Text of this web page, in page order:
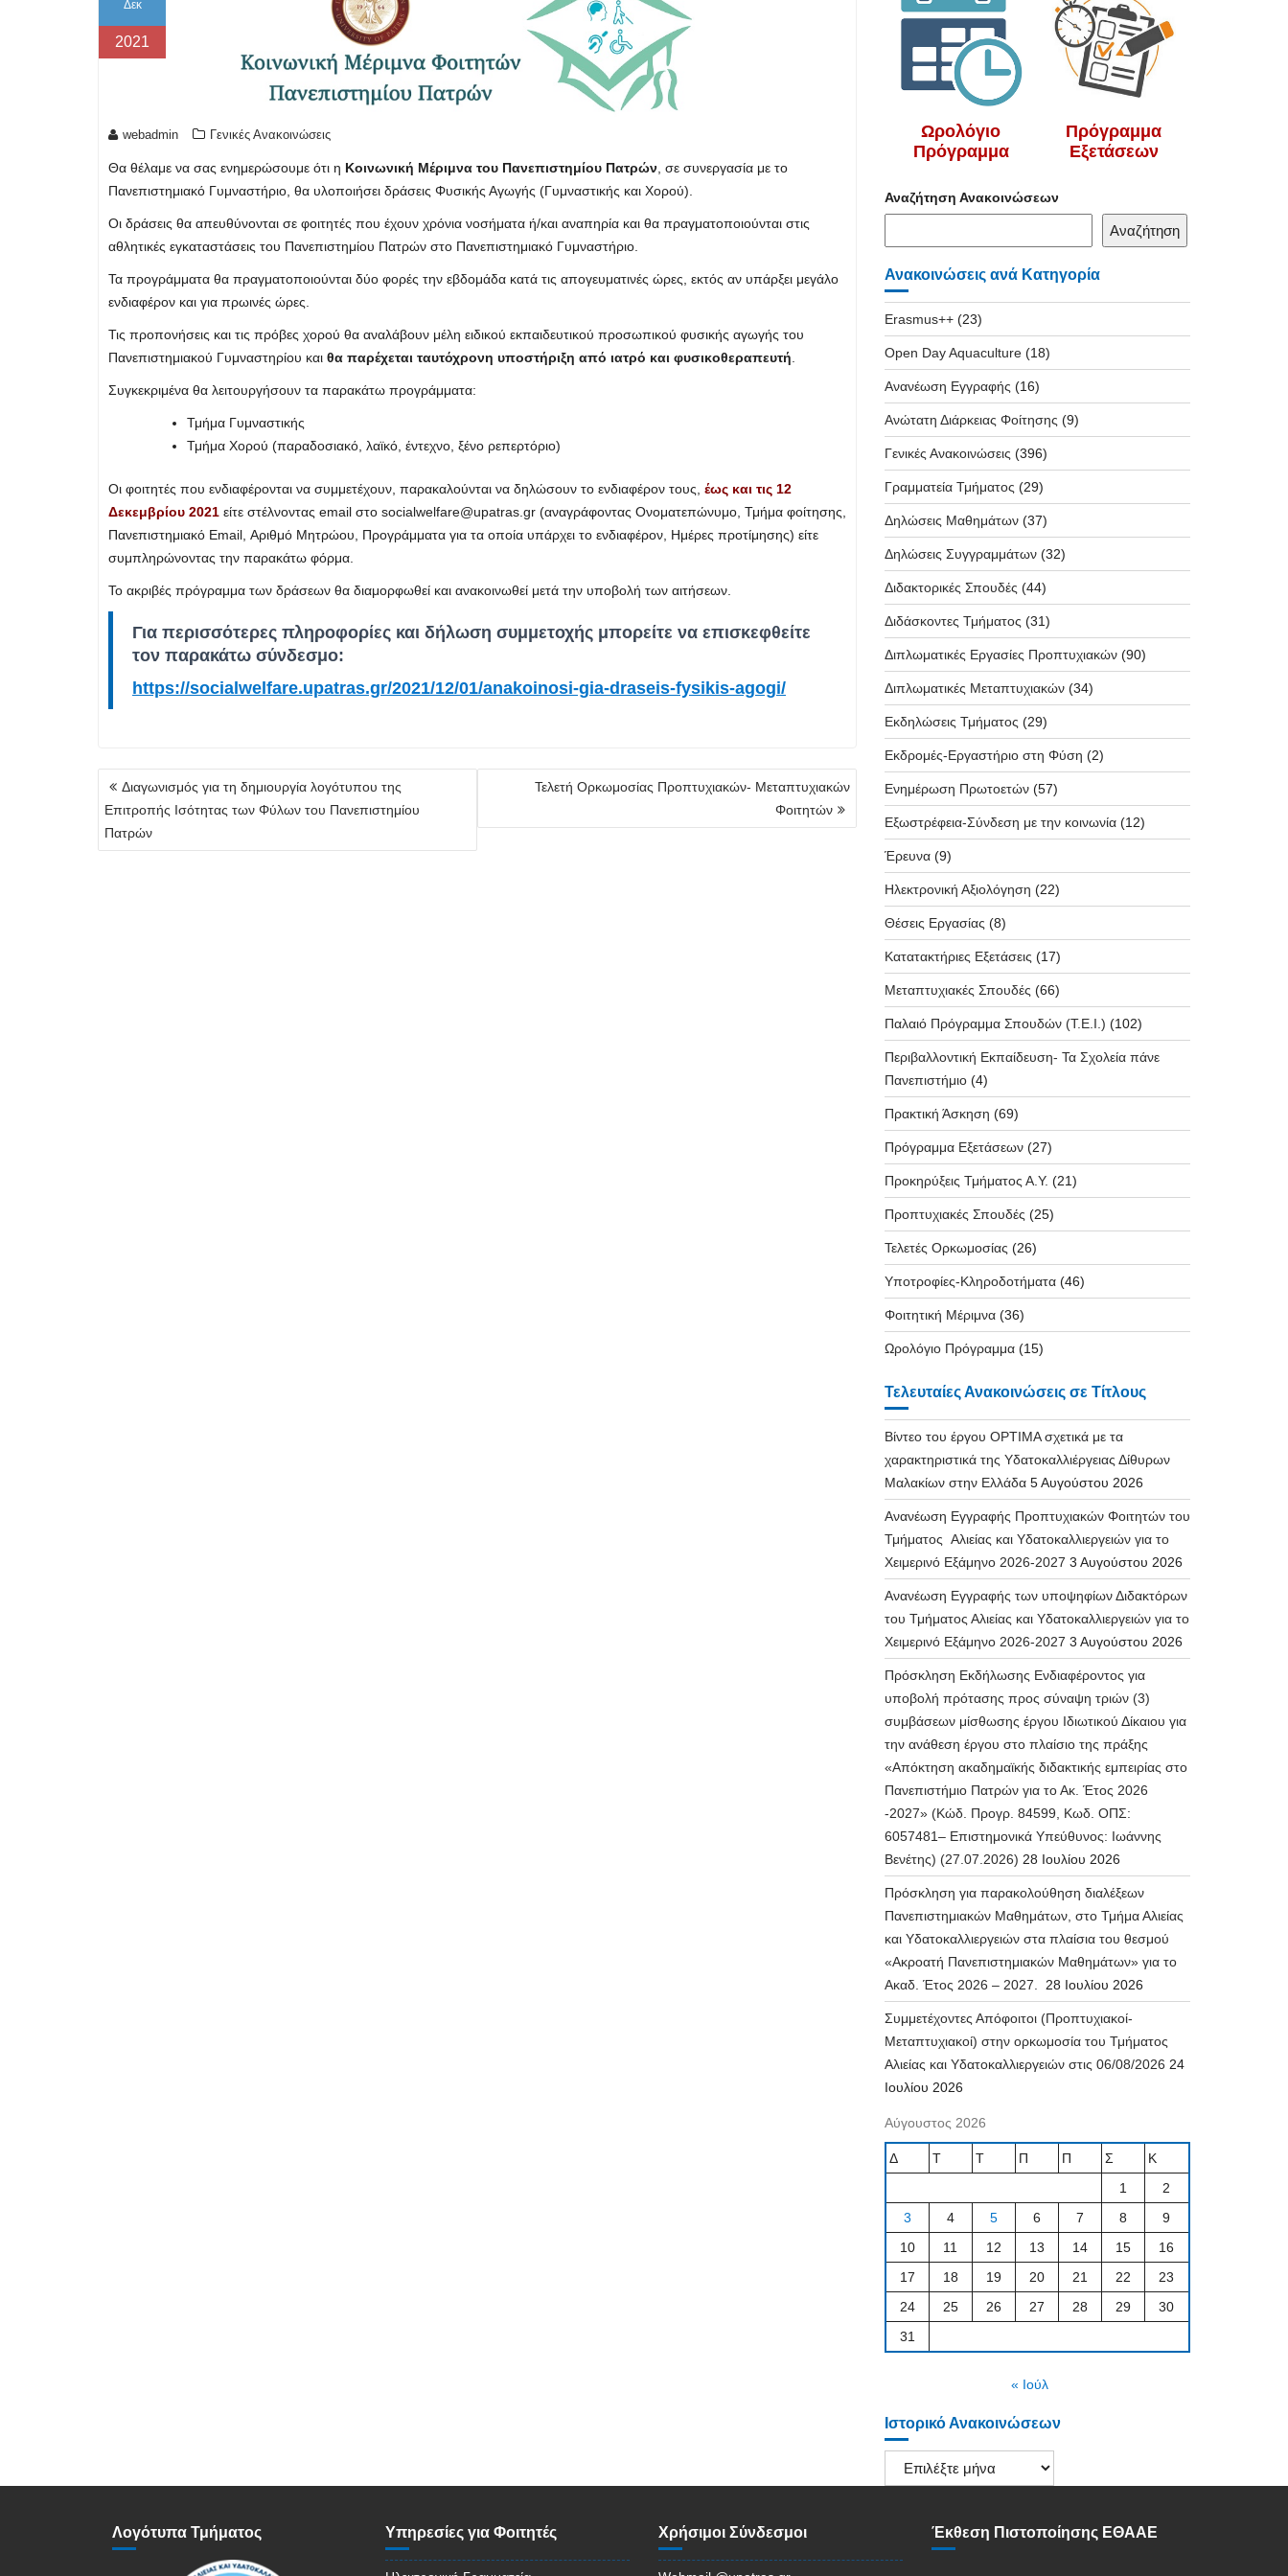
Δεκ
2021
webadmin Γενικές Ανακοινώσεις
Θα θέλαμε να σας ενημερώσουμε ότι η Κοινωνική Μέριμνα του Πανεπιστημίου Πατρών, σε συνεργασία με το
Πανεπιστημιακό Γυμναστήριο, θα υλοποιήσει δράσεις Φυσικής Αγωγής (Γυμναστικής και Χορού).
Οι δράσεις θα απευθύνονται σε φοιτητές που έχουν χρόνια νοσήματα ή/και αναπηρία και θα πραγματοποιούνται στις
αθλητικές εγκαταστάσεις του Πανεπιστημίου Πατρών στο Πανεπιστημιακό Γυμναστήριο.
Τα προγράμματα θα πραγματοποιούνται δύο φορές την εβδομάδα κατά τις απογευματινές ώρες, εκτός αν υπάρξει μεγάλο
ενδιαφέρον και για πρωινές ώρες.
Τις προπονήσεις και τις πρόβες χορού θα αναλάβουν μέλη ειδικού εκπαιδευτικού προσωπικού φυσικής αγωγής του
Πανεπιστημιακού Γυμναστηρίου και θα παρέχεται ταυτόχρονη υποστήριξη από ιατρό και φυσικοθεραπευτή.
Συγκεκριμένα θα λειτουργήσουν τα παρακάτω προγράμματα:
Τμήμα Γυμναστικής
Τμήμα Χορού (παραδοσιακό, λαϊκό, έντεχνο, ξένο ρεπερτόριο)
Οι φοιτητές που ενδιαφέρονται να συμμετέχουν, παρακαλούνται να δηλώσουν το ενδιαφέρον τους, έως και τις 12
Δεκεμβρίου 2021 είτε στέλνοντας email στο socialwelfare@upatras.gr (αναγράφοντας Ονοματεπώνυμο, Τμήμα φοίτησης,
Πανεπιστημιακό Email, Αριθμό Μητρώου, Προγράμματα για τα οποία υπάρχει το ενδιαφέρον, Ημέρες προτίμησης) είτε
συμπληρώνοντας την παρακάτω φόρμα.
Το ακριβές πρόγραμμα των δράσεων θα διαμορφωθεί και ανακοινωθεί μετά την υποβολή των αιτήσεων.
Για περισσότερες πληροφορίες και δήλωση συμμετοχής μπορείτε να επισκεφθείτε
τον παρακάτω σύνδεσμο:
https://socialwelfare.upatras.gr/2021/12/01/anakoinosi-gia-draseis-fysikis-agogi/
Πλοήγηση
άρθρων
Διαγωνισμός για τη δημιουργία λογότυπου της
Επιτροπής Ισότητας των Φύλων του Πανεπιστημίου
Πατρών
Τελετή Ορκωμοσίας Προπτυχιακών- Μεταπτυχιακών
Φοιτητών
Ωρολόγιο
Πρόγραμμα
Πρόγραμμα
Εξετάσεων
Αναζήτηση Ανακοινώσεων
Αναζήτηση
Ανακοινώσεις ανά Κατηγορία
Erasmus++(23)
Open Day Aquaculture(18)
Ανανέωση Εγγραφής (16)
Ανώτατη Διάρκειας Φοίτησης (9)
Γενικές Ανακοινώσεις (396)
Γραμματεία Τμήματος (29)
Δηλώσεις Μαθημάτων(37)
Δηλώσεις Συγγραμμάτων(32)
Διδακτορικές Σπουδές (44)
Διδάσκοντες Τμήματος (31)
Διπλωματικές Εργασίες Προπτυχιακών(90)
Διπλωματικές Μεταπτυχιακών(34)
Εκδηλώσεις Τμήματος (29)
Εκδρομές-Εργαστήριο στη Φύση (2)
Ενημέρωση Πρωτοετών(57)
Εξωστρέφεια-Σύνδεση με την κοινωνία(12)
Έρευνα(9)
Ηλεκτρονική Αξιολόγηση (22)
Θέσεις Εργασίας (8)
Κατατακτήριες Εξετάσεις (17)
Μεταπτυχιακές Σπουδές (66)
Παλαιό Πρόγραμμα Σπουδών (T.E.I.) (102)
Περιβαλλοντική Εκπαίδευση- Τα Σχολεία πάνε
Πανεπιστήμιο(4)
Πρακτική Άσκηση (69)
Πρόγραμμα Εξετάσεων(27)
Προκηρύξεις Τμήματος Α.Υ. (21)
Προπτυχιακές Σπουδές (25)
Τελετές Ορκωμοσίας (26)
Υποτροφίες-Κληροδοτήματα(46)
Φοιτητική Μέριμνα(36)
Ωρολόγιο Πρόγραμμα(15)
Τελευταίες Ανακοινώσεις σε Τίτλους
Βίντεο του έργου OPTIMA σχετικά με τα
χαρακτηριστικά της Υδατοκαλλιέργειας Δίθυρων
Μαλακίων στην Ελλάδα 5 Αυγούστου 2026
Ανανέωση Εγγραφής Προπτυχιακών Φοιτητών του
Τμήματος Αλιείας και Υδατοκαλλιεργειών για το
Χειμερινό Εξάμηνο 2026-2027 3 Αυγούστου 2026
Ανανέωση Εγγραφής των υποψηφίων Διδακτόρων
του Τμήματος Αλιείας και Υδατοκαλλιεργειών για το
Χειμερινό Εξάμηνο 2026-2027 3 Αυγούστου 2026
Πρόσκληση Εκδήλωσης Ενδιαφέροντος για
υποβολή πρότασης προς σύναψη τριών (3)
συμβάσεων μίσθωσης έργου Ιδιωτικού Δίκαιου για
την ανάθεση έργου στο πλαίσιο της πράξης
«Απόκτηση ακαδημαϊκής διδακτικής εμπειρίας στο
Πανεπιστήμιο Πατρών για το Ακ. Έτος 2026
-2027» (Κώδ. Προγρ. 84599, Κωδ. ΟΠΣ:
6057481– Επιστημονικά Υπεύθυνος: Ιωάννης
Βενέτης) (27.07.2026) 28 Ιουλίου 2026
Πρόσκληση για παρακολούθηση διαλέξεων
Πανεπιστημιακών Μαθημάτων, στο Τμήμα Αλιείας
και Υδατοκαλλιεργειών στα πλαίσια του θεσμού
«Ακροατή Πανεπιστημιακών Μαθημάτων» για το
Ακαδ. Έτος 2026 – 2027. 28 Ιουλίου 2026
Συμμετέχοντες Απόφοιτοι (Προπτυχιακοί-
Μεταπτυχιακοί) στην ορκωμοσία του Τμήματος
Αλιείας και Υδατοκαλλιεργειών στις 06/08/2026 24
Ιουλίου 2026
Αύγουστος 2026
Δ Τ Τ Π Π Σ
Κ
1
2
3
4 5 6 7 8
9
10
11 12 13 14 15
16
17
18 19 20 21 22
23
24
25 26 27 28 29
30
31
« Ιούλ
Ιστορικό Ανακοινώσεων
Ιστορικό
Ανακοινώσεων
Λογότυπα Τμήματος Υπηρεσίες για Φοιτητές Χρήσιμοι Σύνδεσμοι Έκθεση Πιστοποίησης ΕΘΑΑΕ